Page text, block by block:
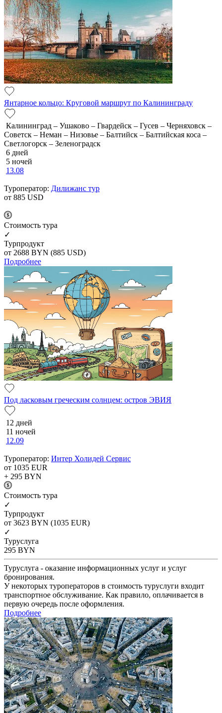
Янтарное кольцо: Круговой маршрут по Калининграду
Калининград – Ушаково – Гвардейск – Гусев – Черняховск –
Советск – Неман – Низовье – Балтийск – Балтийская коса –
Светлогорск – Зеленоградск
6 дней
5 ночей
13.08
Туроператор: Дилижанс тур
от 885 USD
Cтоимость тура
✓
Турпродукт
от 2688 BYN (885 USD)
Подробнее
Под ласковым греческим солнцем: остров ЭВИЯ
12 дней
11 ночей
12.09
Туроператор: Интер Холидей Сервис
от 1035 EUR
+ 295 BYN
Cтоимость тура
✓
Турпродукт
от 3623 BYN (1035 EUR)
✓
Туруслуга
295 BYN
Туруслуга - оказание информационных услуг и услуг
бронирования.
У некоторых туроператоров в стоимость туруслуги входит
транспортное обслуживание. Как правило, оплачивается в
первую очередь после оформления.
Подробнее